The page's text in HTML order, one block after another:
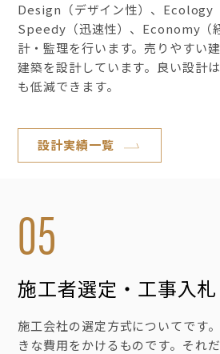
Design（デザイン性）、Ecology
Speedy（迅速性）、Economy（
計・監理を行います。売りやすい
建築を設計しています。良い設計
も低減できます。
設計実績一覧
05
施工者選定・工事入札
施工会社の選定方式についてです
きな費用をかけるものです。それ